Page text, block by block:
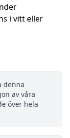
i vitt eller
denna
av våra
över hela